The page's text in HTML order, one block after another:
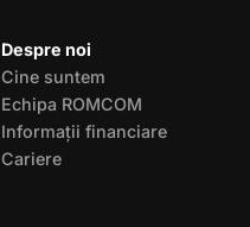
Despre noi
Cine suntem
Echipa ROMCOM
Informații financiare
Cariere